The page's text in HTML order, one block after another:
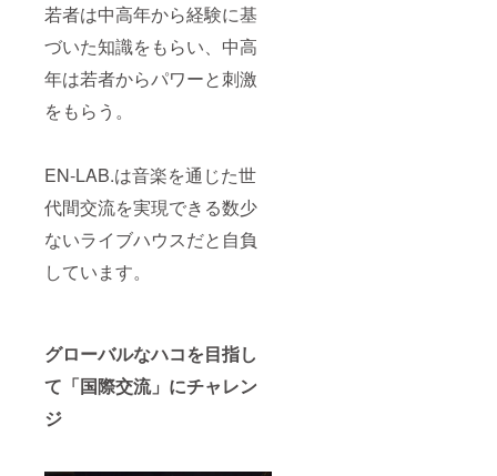
若者は中高年から経験に基
づいた知識をもらい、中高
年は若者からパワーと刺激
をもらう。
EN-LAB.は音楽を通じた世
代間交流を実現できる数少
ないライブハウスだと自負
しています。
グローバルなハコを目指し
て「国際交流」にチャレン
ジ